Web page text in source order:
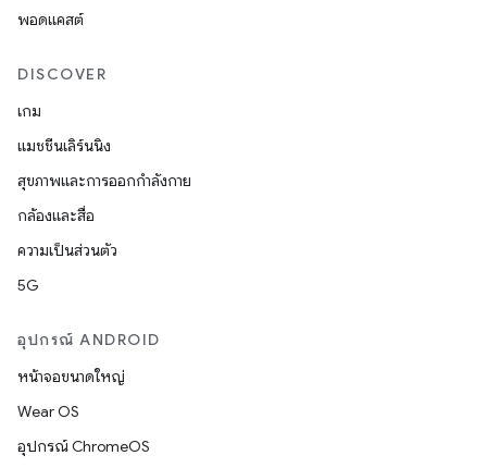
พอดแคสต์
DISCOVER
เกม
แมชชีนเลิร์นนิง
สุขภาพและการออกกำลังกาย
กล้องและสื่อ
ความเป็นส่วนตัว
5G
อุปกรณ์ ANDROID
หน้าจอขนาดใหญ่
Wear OS
อุปกรณ์ ChromeOS